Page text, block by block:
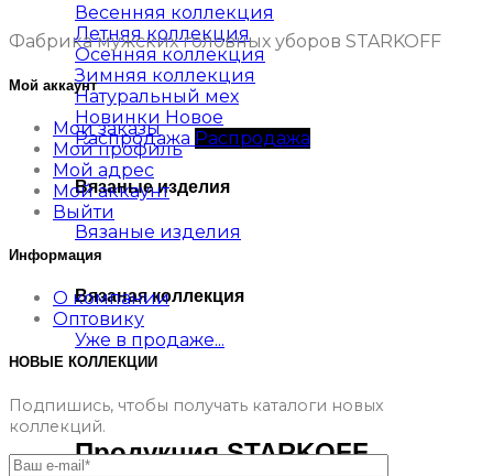
Весенняя коллекция
Летняя коллекция
Осенняя коллекция
Зимняя коллекция
Натуральный мех
Новинки
Распродажа
Вязаные изделия
Вязаные изделия
Вязаная коллекция
Уже в продаже...
Продукция STARKOFF
Фабрика мужских головных уборов STARKOFF
Мой аккаунт
Мои заказы
Мой профиль
Мой адрес
Мой аккаунт
Выйти
Информация
О компании
Оптовику
НОВЫЕ КОЛЛЕКЦИИ
Подпишись, чтобы получать каталоги новых
коллекций.